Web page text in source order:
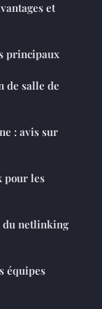
et
principaux
de salle de
: avis sur
pour les
du netlinking
équipes